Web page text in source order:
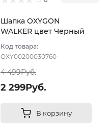
Шапка OXYGON
WALKER цвет Черный
Код товара:
OXY00200030760
4 499Руб.
2 299Руб.
В корзину